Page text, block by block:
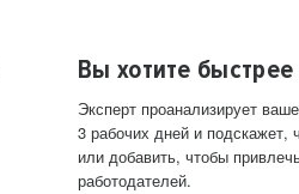
Вы хотите
Эксперт проанализирует
3 рабочих дней и подскажет,
или добавить, чтобы
работодателей.